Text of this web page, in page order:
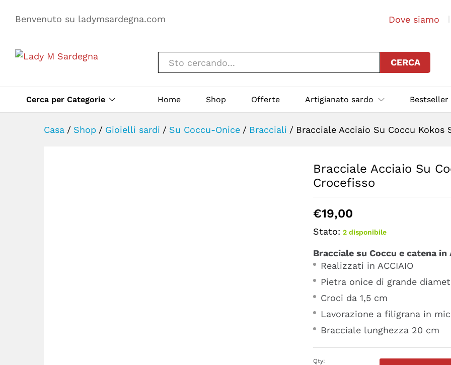
Benvenuto su ladymsardegna.com Dove siamo
Tutto CERCA
Cerca per Categorie Home Shop Offerte Artigianato sardo Bestseller
Casa / Shop / Gioielli sardi / Su Coccu-Onice / Bracciali / Bracciale Acciaio Su Coccu Kokos
Bracciale Acciaio Su
Crocefisso
€19,00
Stato: 2 disponibile
Bracciale su Coccu e catena in
Realizzati in ACCIAIO
Pietra onice di grande
Croci da 1,5 cm
Lavorazione a filigrana in
Bracciale lunghezza 20 cm
Qty: